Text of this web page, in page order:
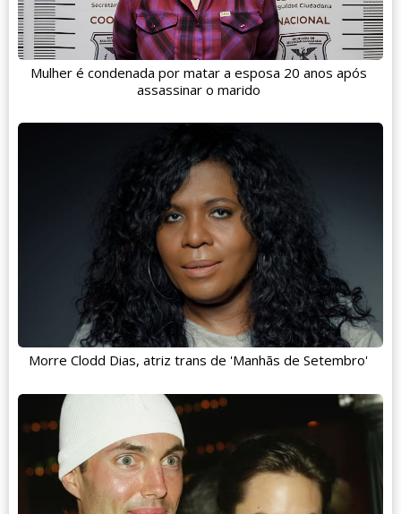
Mulher é condenada por matar a esposa 20 anos após
assassinar o marido
Morre Clodd Dias, atriz trans de 'Manhãs de Setembro'